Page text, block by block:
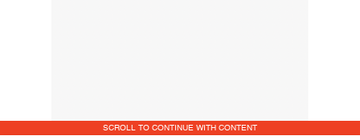
SCROLL TO CONTINUE WITH CONTENT